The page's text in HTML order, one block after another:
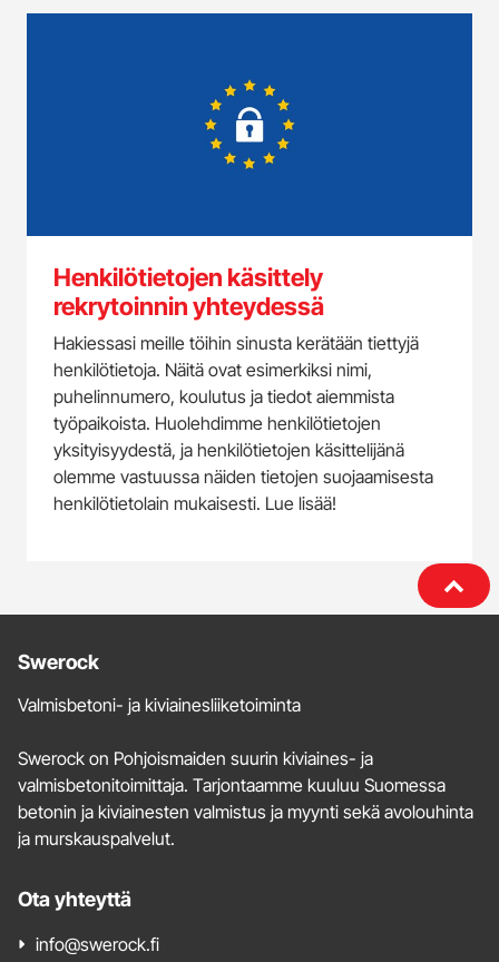
Henkilötietojen käsittely
rekrytoinnin yhteydessä
Hakiessasi meille töihin sinusta kerätään tiettyjä
henkilötietoja. Näitä ovat esimerkiksi nimi,
puhelinnumero, koulutus ja tiedot aiemmista
työpaikoista. Huolehdimme henkilötietojen
yksityisyydestä, ja henkilötietojen käsittelijänä
olemme vastuussa näiden tietojen suojaamisesta
henkilötietolain mukaisesti. Lue lisää!
Lisätietoja
ja
Swerock
Valmisbetoni- ja kiviainesliiketoiminta
Swerock on Pohjoismaiden suurin kiviaines- ja
valmisbetonitoimittaja. Tarjontaamme kuuluu Suomessa
betonin ja kiviainesten valmistus ja myynti sekä avolouhinta
ja murskauspalvelut.
Ota yhteyttä
info@swerock.fi